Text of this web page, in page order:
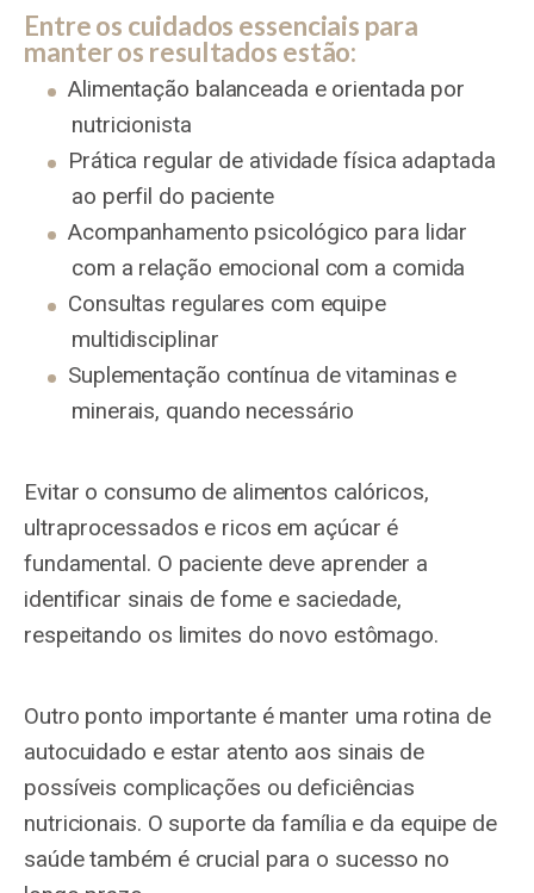
Entre os cuidados essenciais para
manter os resultados estão:
Alimentação balanceada e orientada por
nutricionista
Prática regular de atividade física adaptada
ao perfil do paciente
Acompanhamento psicológico para lidar
com a relação emocional com a comida
Consultas regulares com equipe
multidisciplinar
Suplementação contínua de vitaminas e
minerais, quando necessário
Evitar o consumo de alimentos calóricos,
ultraprocessados e ricos em açúcar é
fundamental. O paciente deve aprender a
identificar sinais de fome e saciedade,
respeitando os limites do novo estômago.
Outro ponto importante é manter uma rotina de
autocuidado e estar atento aos sinais de
possíveis complicações ou deficiências
nutricionais. O suporte da família e da equipe de
saúde também é crucial para o sucesso no